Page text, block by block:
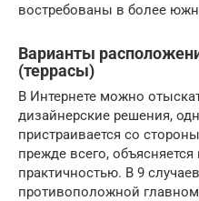
востребованы в более
Варианты
(террасы)
В Интернете можно
дизайнерские решения,
пристраивается со
прежде всего,
практичностью. В 9
противоположной